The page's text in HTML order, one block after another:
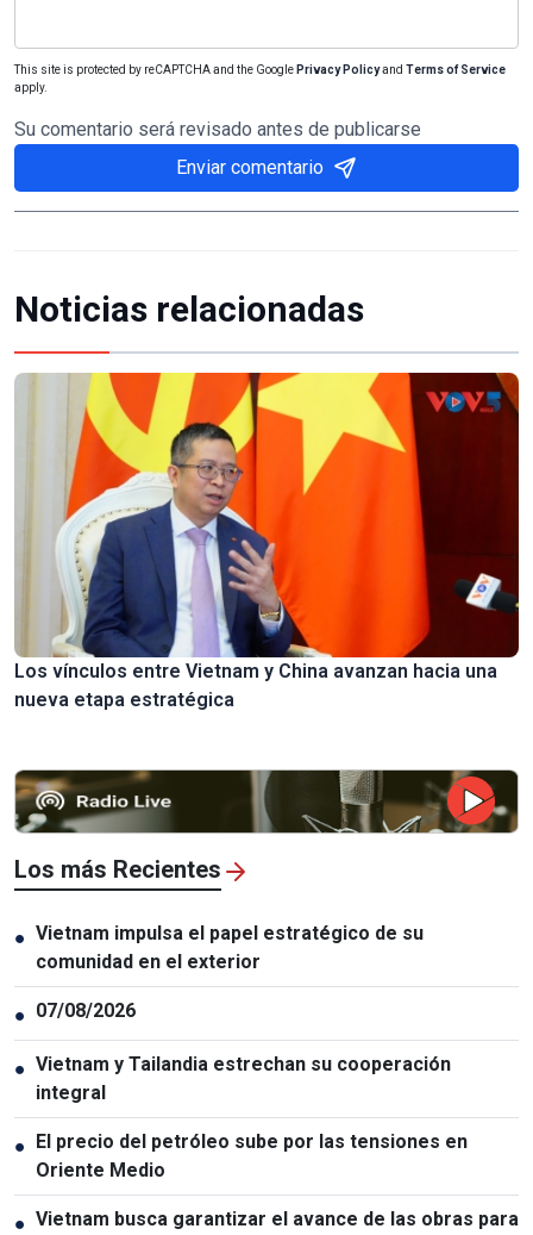
This site is protected by reCAPTCHA and the Google Privacy Policyand Terms of Service
apply.
Su comentario será revisado antes de publicarse
Enviar comentario
Noticias relacionadas
Los vínculos entre Vietnam y China avanzan hacia una
nueva etapa estratégica
Los más Recientes
● Vietnam impulsa el papel estratégico de su
comunidad en el exterior
● 07/08/2026
● Vietnam y Tailandia estrechan su cooperación
integral
● El precio del petróleo sube por las tensiones en
Oriente Medio
● Vietnam busca garantizar el avance de las obras para